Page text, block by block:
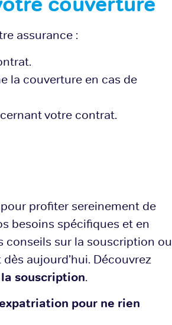
assurance :
la couverture en cas de
votre contrat.
profiter sereinement de
besoins spécifiques et en
conseils sur la souscription ou
aujourd’hui. Découvrez
souscription.
pour ne rien